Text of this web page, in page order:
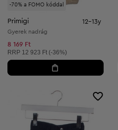
-70% a FOMO kóddal
Primigi 12-13y
Gyerek nadrág
8 169 Ft
Ajánlott ár:
RRP 12 923 Ft (-36%)